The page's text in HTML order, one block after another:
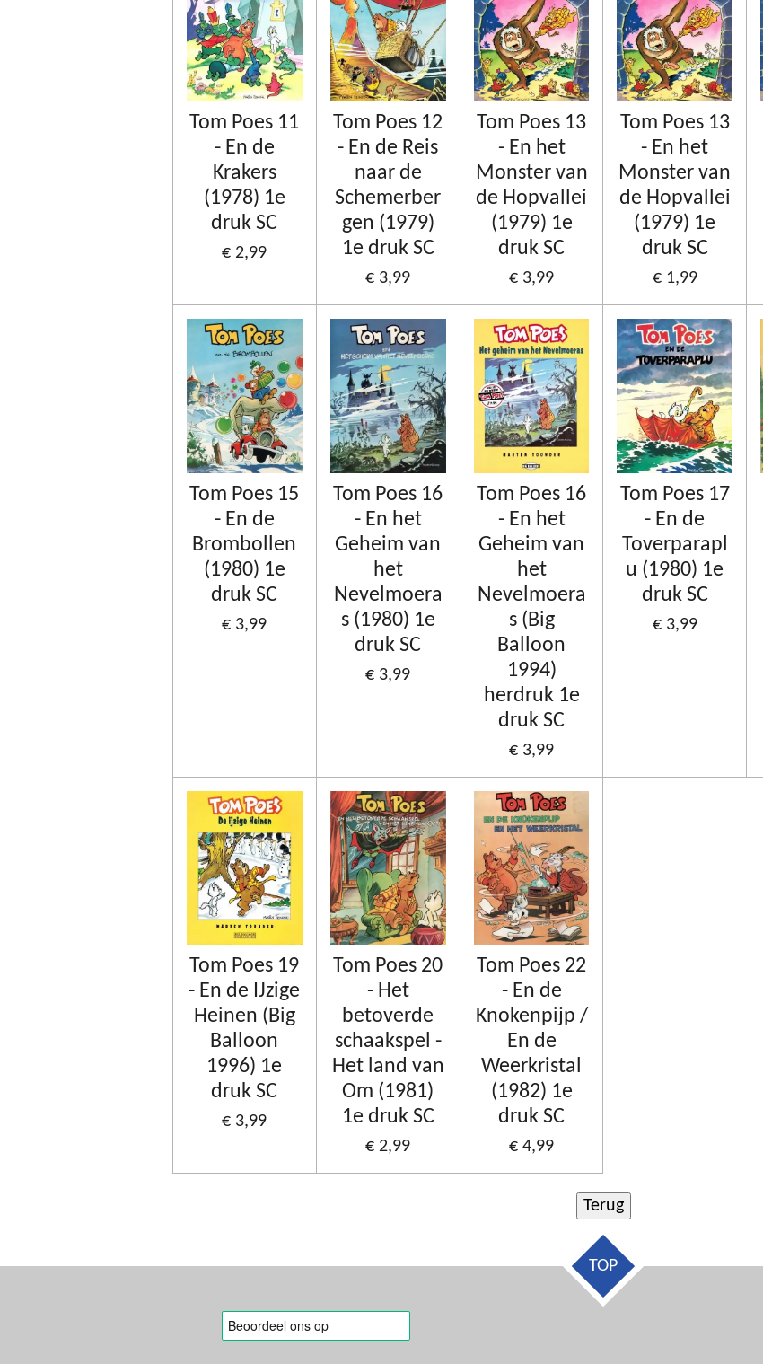
Tom Poes 11
- En de
Krakers
(1978) 1e
druk SC
€ 2,99
Tom Poes 12
- En de Reis
naar de
Schemerber
gen (1979)
1e druk SC
€ 3,99
Tom Poes 13
- En het
Monster van
de Hopvallei
(1979) 1e
druk SC
€ 3,99
Tom Poes 13
- En het
Monster van
de Hopvallei
(1979) 1e
druk SC
€ 1,99
Tom Poes 15
- En de
Brombollen
(1980) 1e
druk SC
€ 3,99
Tom Poes 16
- En het
Geheim van
het
Nevelmoera
s (1980) 1e
druk SC
€ 3,99
Tom Poes 16
- En het
Geheim van
het
Nevelmoera
s (Big
Balloon
1994)
herdruk 1e
druk SC
€ 3,99
Tom Poes 17
- En de
Toverparapl
u (1980) 1e
druk SC
€ 3,99
Tom Poes 19
- En de IJzige
Heinen (Big
Balloon
1996) 1e
druk SC
€ 3,99
Tom Poes 20
- Het
betoverde
schaakspel -
Het land van
Om (1981)
1e druk SC
€ 2,99
Tom Poes 22
- En de
Knokenpijp /
En de
Weerkristal
(1982) 1e
druk SC
€ 4,99
TOP